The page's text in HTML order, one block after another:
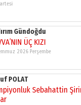
Gündoğdu
ÜÇ KIZI
2026 Perşembe
POLAT
Sebahattin